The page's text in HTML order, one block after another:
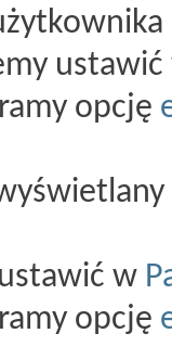
opcję
w
opcję